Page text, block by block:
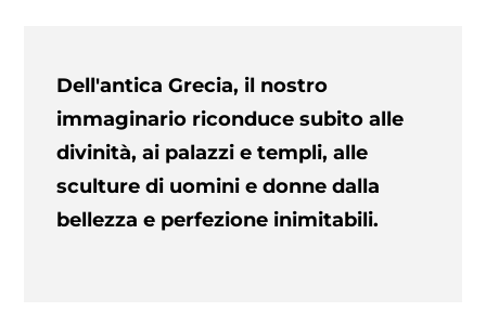
Dell'antica Grecia, il nostro
immaginario riconduce subito alle
divinità, ai palazzi e templi, alle
sculture di uomini e donne dalla
bellezza e perfezione inimitabili.